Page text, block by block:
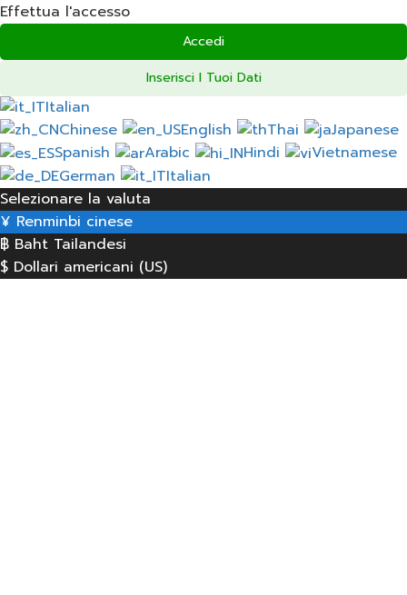
Effettua l'accesso
Accedi
Inserisci I Tuoi Dati
Italian
Chinese
English Thai
Japanese
Spanish
Arabic Hindi
Vietnamese
German
Italian
Selezionare la valuta
¥ Renminbi cinese
฿ Baht Tailandesi
$ Dollari americani (US)